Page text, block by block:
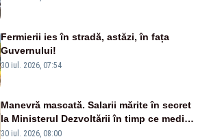
Fermierii ies în stradă, astăzi, în fața
Guvernului!
30 iul. 2026, 07:54
Manevră mascată. Salarii mărite în secret
la Ministerul Dezvoltării în timp ce medicii
ies în stradă
30 iul. 2026, 08:00